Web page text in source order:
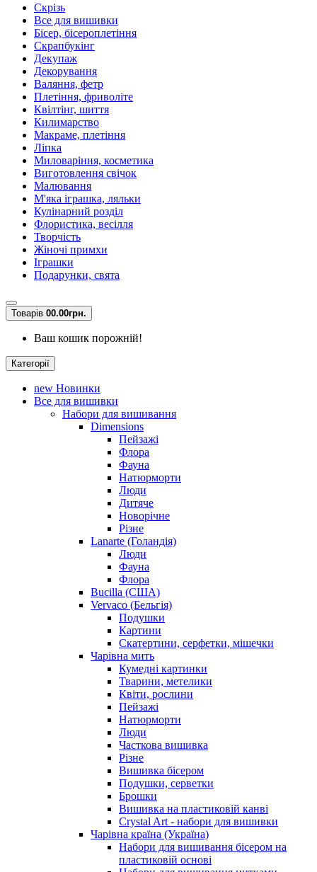
Скрізь
Все для вишивки
Бісер, бісероплетіння
Скрапбукінг
Декупаж
Декорування
Валяння, фетр
Плетіння, фриволіте
Квілтінг, шиття
Килимарство
Макраме, плетіння
Ліпка
Миловаріння, косметика
Виготовлення свічок
Малювання
М'яка іграшка, ляльки
Кулінарний розділ
Флористика, весілля
Творчість
Жіночі примхи
Іграшки
Подарунки, свята
Товарів 00.00грн.
Ваш кошик порожній!
Категорії
new Новинки
Все для вишивки
Набори для вишивання
Dimensions
Пейзажі
Флора
Фауна
Натюрморти
Люди
Дитяче
Новорічне
Різне
Lanarte (Голандія)
Люди
Фауна
Флора
Bucilla (США)
Vervaco (Бельгія)
Подушки
Картини
Скатертини, серфетки, мішечки
Чарiвна мить
Кумедні картинки
Тварини, метелики
Квіти, рослини
Пейзажі
Натюрморти
Люди
Часткова вишивка
Різне
Вишивка бісером
Подушки, серветки
Брошки
Вишивка на пластиковій канві
Crystal Art - набори для вишивки
Чарівна країна (Україна)
Набори для вишивання бісером на
пластиковій основі